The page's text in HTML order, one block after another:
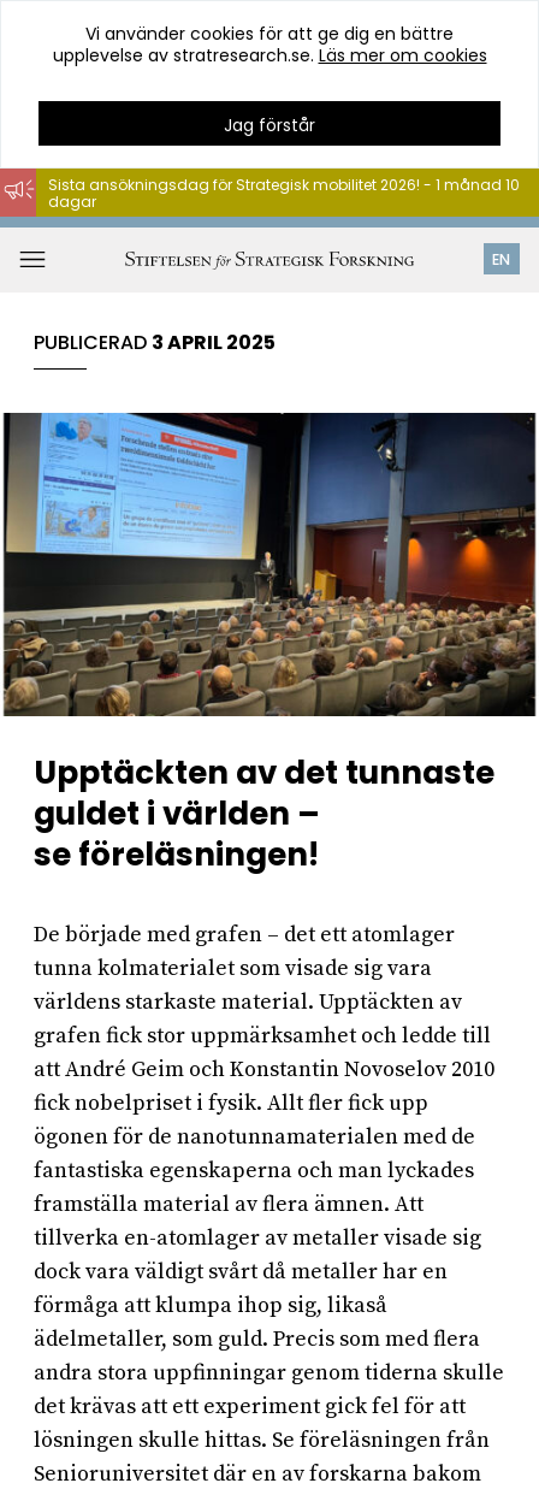
Hoppa
till
innehåll
Vi använder cookies för att ge dig en bättre
upplevelse av stratresearch.se. Läs mer om cookies
Jag förstår
EN
Sista ansökningsdag för Strategisk mobilitet 2026! - 1 månad 10
dagar
PUBLICERAD 3 APRIL 2025
Upptäckten av det tunnaste
guldet i världen –
se föreläsningen!
De började med grafen – det ett atomlager
tunna kolmaterialet som visade sig vara
världens starkaste material. Upptäckten av
grafen fick stor uppmärksamhet och ledde till
att André Geim och Konstantin Novoselov 2010
fick nobelpriset i fysik. Allt fler fick upp
ögonen för de nanotunnamaterialen med de
fantastiska egenskaperna och man lyckades
framställa material av flera ämnen. Att
tillverka en-atomlager av metaller visade sig
dock vara väldigt svårt då metaller har en
förmåga att klumpa ihop sig, likaså
ädelmetaller, som guld. Precis som med flera
andra stora uppfinningar genom tiderna skulle
det krävas att ett experiment gick fel för att
lösningen skulle hittas. Se föreläsningen från
Senioruniversitet där en av forskarna bakom